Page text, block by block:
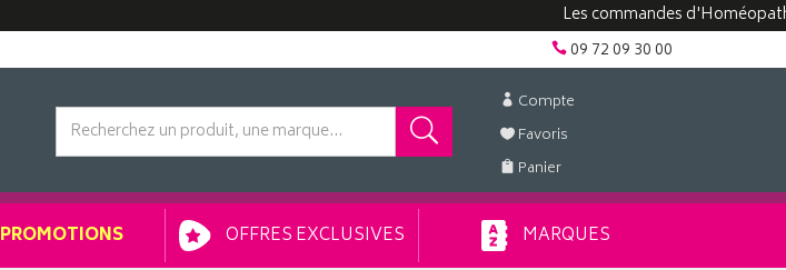
Les commandes d'Homéopathie
09 72 09 30 00
Compte
Favoris
Panier
PROMOTIONS OFFRES EXCLUSIVES MARQUES